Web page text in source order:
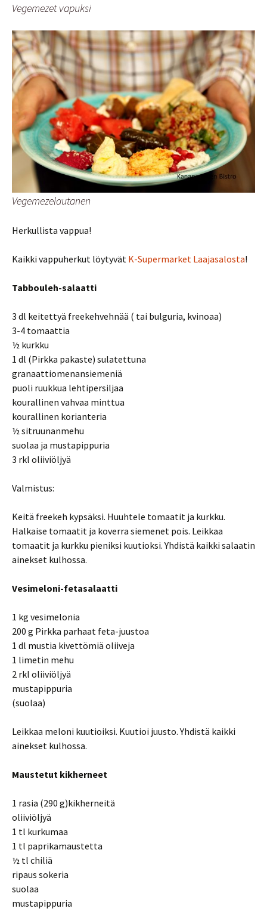
Vegemezet vapuksi
Vegemezelautanen
Herkullista vappua!
Kaikki vappuherkut löytyvät K-Supermarket Laajasalosta!
Tabbouleh-salaatti
3 dl keitettyä freekehvehnää ( tai bulguria, kvinoaa)
3-4 tomaattia
½ kurkku
1 dl (Pirkka pakaste) sulatettuna
granaattiomenansiemeniä
puoli ruukkua lehtipersiljaa
kourallinen vahvaa minttua
kourallinen korianteria
½ sitruunanmehu
suolaa ja mustapippuria
3 rkl oliiviöljyä
Valmistus:
Keitä freekeh kypsäksi. Huuhtele tomaatit ja kurkku.
Halkaise tomaatit ja koverra siemenet pois. Leikkaa
tomaatit ja kurkku pieniksi kuutioksi. Yhdistä kaikki salaatin
ainekset kulhossa.
Vesimeloni-fetasalaatti
1 kg vesimelonia
200 g Pirkka parhaat feta-juustoa
1 dl mustia kivettömiä oliiveja
1 limetin mehu
2 rkl oliiviöljyä
mustapippuria
(suolaa)
Leikkaa meloni kuutioiksi. Kuutioi juusto. Yhdistä kaikki
ainekset kulhossa.
Maustetut kikherneet
1 rasia (290 g)kikherneitä
oliiviöljyä
1 tl kurkumaa
1 tl paprikamaustetta
½ tl chiliä
ripaus sokeria
suolaa
mustapippuria